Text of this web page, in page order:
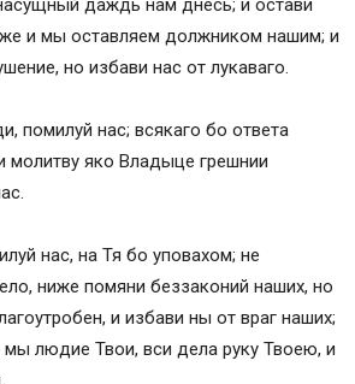
даждь нам днесь; и остави
и мы оставляем должником нашим; и
но избави нас от лукаваго.
помилуй нас; всякаго бо ответа
яко Владыце грешнии
нас, на Тя бо уповахом; не
ниже помяни беззаконий наших, но
и избави ны от враг наших;
людие Твои, вси дела руку Твоею, и